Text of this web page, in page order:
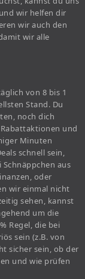
wir helfen dir
wir auch den
wir alle
von 8 bis 1
Stand. Du
noch dich
und
Minuten
schnell sein,
aus
oder
wir einmal nicht
sehen, kannst
um die
Regel, die bei
sein (z.B. von
sicher sein, ob der
und wie prüfen